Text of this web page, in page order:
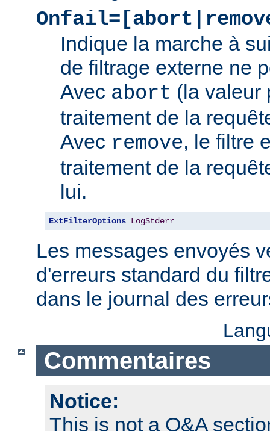
Indique la marche à
de filtrage externe ne
Avec abort (la valeur
traitement de la
Avec remove, le filtre
traitement de la
lui.
ExtFilterOptions LogStderr
Les messages envoyés
d'erreurs standard du
dans le journal des
Commentaires
Notice:
This is not a Q&A